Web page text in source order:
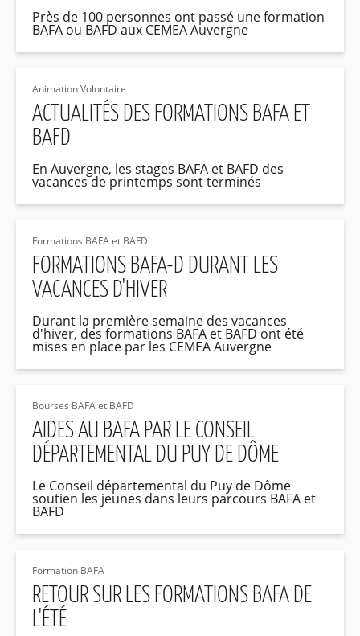
Près de 100 personnes ont passé une formation
BAFA ou BAFD aux CEMEA Auvergne
Animation Volontaire
ACTUALITÉS DES FORMATIONS BAFA ET
BAFD
En Auvergne, les stages BAFA et BAFD des
vacances de printemps sont terminés
Formations BAFA et BAFD
FORMATIONS BAFA-D DURANT LES
VACANCES D'HIVER
Durant la première semaine des vacances
d'hiver, des formations BAFA et BAFD ont été
mises en place par les CEMEA Auvergne
Bourses BAFA et BAFD
AIDES AU BAFA PAR LE CONSEIL
DÉPARTEMENTAL DU PUY DE DÔME
Le Conseil départemental du Puy de Dôme
soutien les jeunes dans leurs parcours BAFA et
BAFD
Formation BAFA
RETOUR SUR LES FORMATIONS BAFA DE
L'ÉTÉ